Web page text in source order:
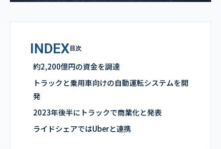
INDEX 目次
約2,200億円の資金を調達
トラックと乗用車向けの自動運転システムを開
発
2023年後半にトラックで商業化と発表
ライドシェアではUberと連携